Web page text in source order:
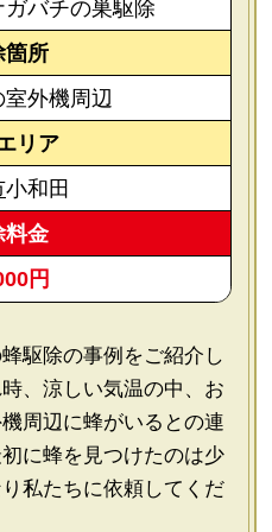
バチの巣駆除
箇所
外機周辺
リア
小和田
料金
円
駆除の事例をご紹介し
、涼しい気温の中、お
周辺に蜂がいるとの連
に蜂を見つけたのは少
私たちに依頼してくだ